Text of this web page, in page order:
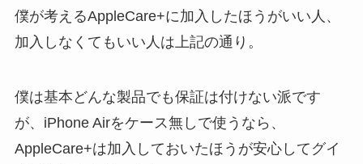
僕が考えるAppleCare+に加入したほうがいい人、
加入しなくてもいい人は上記の通り。
僕は基本どんな製品でも保証は付けない派です
が、iPhone Airをケース無しで使うなら、
AppleCare+は加入しておいたほうが安心してグイ